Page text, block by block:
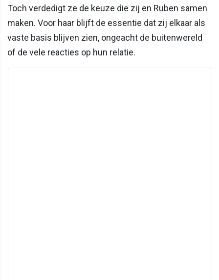
Toch verdedigt ze de keuze die zij en Ruben samen
maken. Voor haar blijft de essentie dat zij elkaar als
vaste basis blijven zien, ongeacht de buitenwereld
of de vele reacties op hun relatie.